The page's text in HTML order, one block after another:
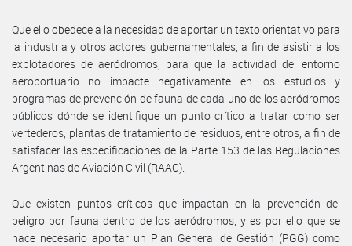
Que ello obedece a la necesidad de aportar un texto orientativo para
la industria y otros actores gubernamentales, a fin de asistir a los
explotadores de aeródromos, para que la actividad del entorno
aeroportuario no impacte negativamente en los estudios y
programas de prevención de fauna de cada uno de los aeródromos
públicos dónde se identifique un punto crítico a tratar como ser
vertederos, plantas de tratamiento de residuos, entre otros, a fin de
satisfacer las especificaciones de la Parte 153 de las Regulaciones
Argentinas de Aviación Civil (RAAC).
Que existen puntos críticos que impactan en la prevención del
peligro por fauna dentro de los aeródromos, y es por ello que se
hace necesario aportar un Plan General de Gestión (PGG) como